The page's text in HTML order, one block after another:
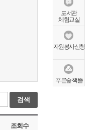
검색
조회수
도서관
체험교실
자원봉사신청
푸른숲 책뜰